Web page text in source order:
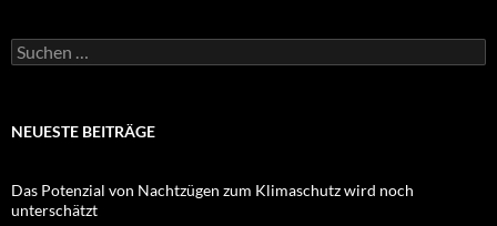
Suchen
nach:
NEUESTE BEITRÄGE
Das Potenzial von Nachtzügen zum Klimaschutz wird noch
unterschätzt